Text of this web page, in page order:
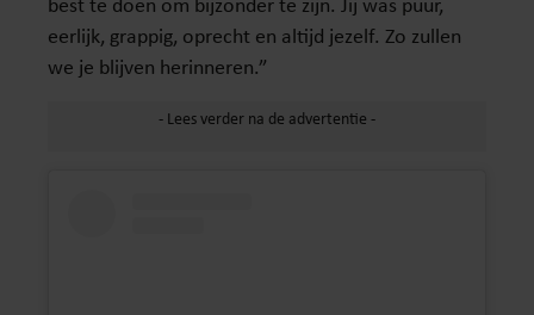
eerlijk, grappig, oprecht en altijd jezelf. Zo zullen
we je blijven herinneren.”